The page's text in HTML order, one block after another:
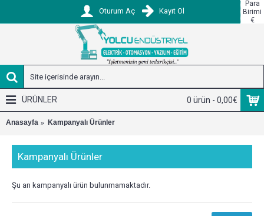
Para
Birimi
€
Oturum Aç Kayıt Ol
0 ürün - 0,00€
ÜRÜNLER
Anasayfa Kampanyalı Ürünler
Kampanyalı Ürünler
Şu an kampanyalı ürün bulunmamaktadır.